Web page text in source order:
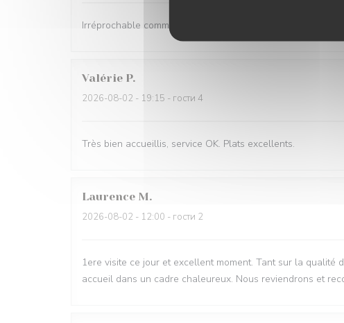
Irréprochable comme d'habitude Très bon accueil et
Valérie P
2026-08-02 - 19:15 - гости 4
Très bien accueillis, service OK. Plats excellents.
Laurence M
2026-08-02 - 12:00 - гости 2
1ere visite ce jour et excellent moment. Tant sur la
accueil dans un cadre chaleureux. Nous reviendrons et